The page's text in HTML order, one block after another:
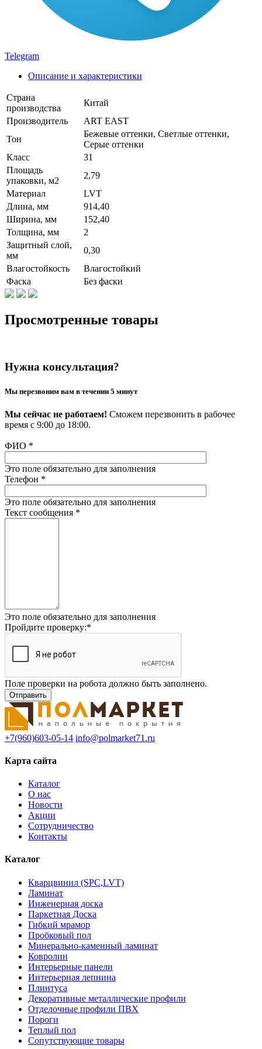
Telegram
Описание и характеристики
Страна
производства
Китай
Производитель
ART EAST
Тон
Бежевые оттенки, Светлые оттенки,
Серые оттенки
Класс
31
Площадь
упаковки, м2
2,79
Материал
LVT
Длина, мм
914,40
Ширина, мм
152,40
Толщина, мм
2
Защитный слой,
мм
0,30
Влагостойкость
Влагостойкий
Фаска
Без фаски
Просмотренные товары
Нужна консультация?
Мы перезвоним вам в течении 5 минут
Мы сейчас не работаем! Сможем перезвонить в рабочее
время с 9:00 до 18:00.
ФИО *
Это поле обязательно для заполнения
Телефон *
Это поле обязательно для заполнения
Текст сообщения *
Это поле обязательно для заполнения
Пройдите проверку:*
Поле проверки на робота должно быть заполнено.
+7(960)603-05-14 info@polmarket71.ru
Карта сайта
Каталог
О нас
Новости
Акции
Сотрудничество
Контакты
Каталог
Кварцвинил (SPC,LVT)
Ламинат
Инженерная доска
Паркетная Доска
Гибкий мрамор
Пробковый пол
Минерально-каменный ламинат
Ковролин
Интерьерные панели
Интерьерная лепнина
Плинтуса
Декоративные металлические профили
Отделочные профили ПВХ
Пороги
Теплый пол
Сопутствующие товары